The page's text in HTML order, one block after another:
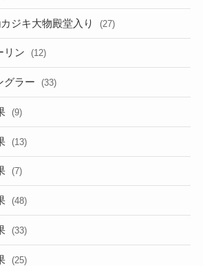
ジキ大物殿堂入り (27)
リン (12)
グラー (33)
(9)
(13)
(7)
(48)
(33)
(25)